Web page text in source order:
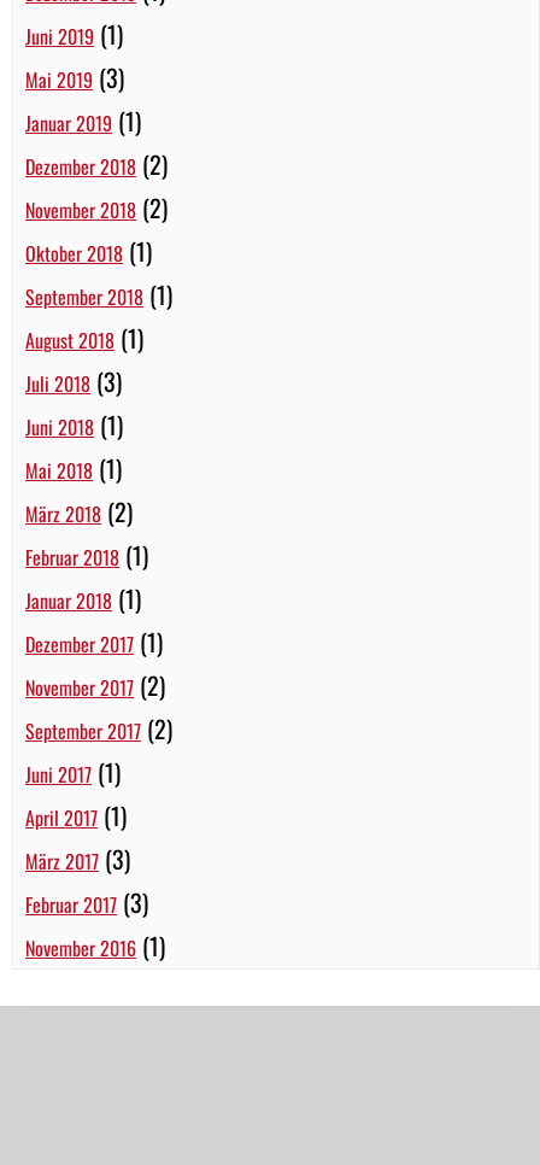
Juni 2019 (1)
Mai 2019 (3)
Januar 2019 (1)
Dezember 2018 (2)
November 2018 (2)
Oktober 2018 (1)
September 2018 (1)
August 2018 (1)
Juli 2018 (3)
Juni 2018 (1)
Mai 2018 (1)
März 2018 (2)
Februar 2018 (1)
Januar 2018 (1)
Dezember 2017 (1)
November 2017 (2)
September 2017 (2)
Juni 2017 (1)
April 2017 (1)
März 2017 (3)
Februar 2017 (3)
November 2016 (1)